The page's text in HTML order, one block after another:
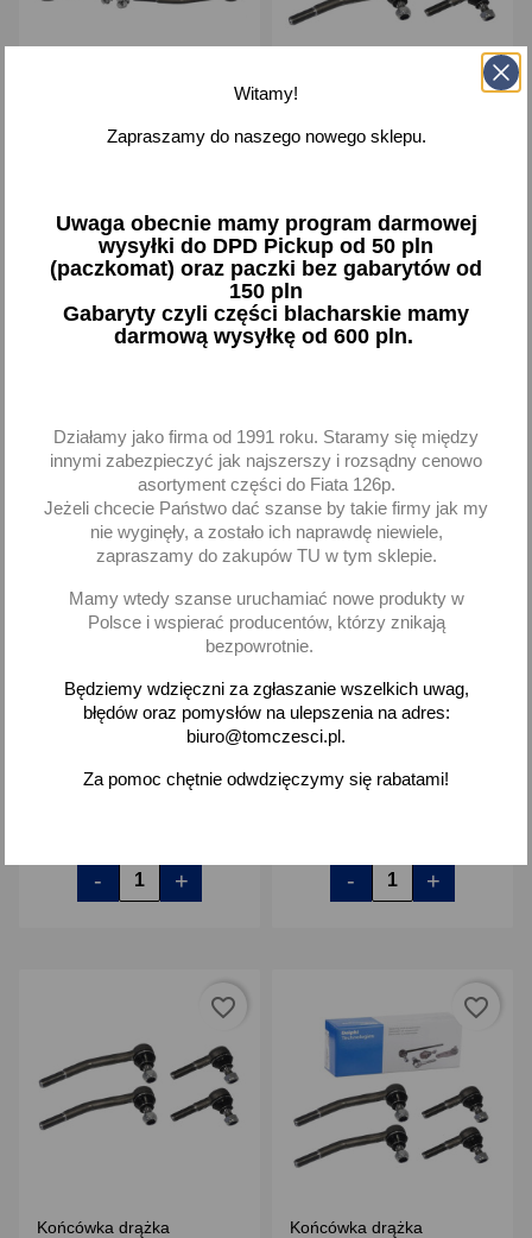
kierowniczego + łącznik
końcówek FSO 125p
Dodaj
- +
Końcówka drążka
kierowniczego FSO 125p
125 p Polonez ZESTAW 2
Dodaj
- +
kierowniczego FSO 125p
125 p Polonez długa
- +
favorite_border
kierowniczego FSO 125p
125 p Polonez krótka
Delphi
- +
favorite_border
Końcówka drążka
favorite_border
Końcówka drążka
favorite_border
Witamy!
Zapraszamy do naszego nowego sklepu.
Uwaga obecnie mamy program darmowej
wysyłki do DPD Pickup od 50 pln
(paczkomat) oraz paczki bez gabarytów od
150 pln
Gabaryty czyli części blacharskie mamy
darmową wysyłkę od 600 pln.
Działamy jako firma od 1991 roku. Staramy się między
innymi zabezpieczyć jak najszerszy i rozsądny cenowo
asortyment części do Fiata 126p.
Jeżeli chcecie Państwo dać szanse by takie firmy jak my
nie wyginęły, a zostało ich naprawdę niewiele,
zapraszamy do zakupów TU w tym sklepie.
Mamy wtedy szanse uruchamiać nowe produkty w
Polsce i wspierać producentów, którzy znikają
bezpowrotnie.
Będziemy wdzięczni za zgłaszanie wszelkich uwag,
błędów oraz pomysłów na ulepszenia na adres:
biuro@tomczesci.pl.
Za pomoc chętnie odwdzięczymy się rabatami!